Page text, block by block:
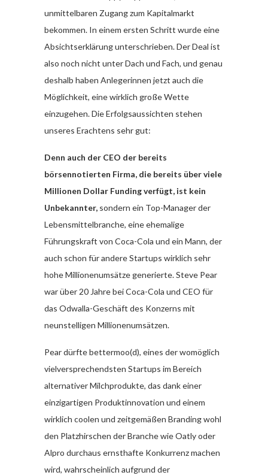
unmittelbaren Zugang zum Kapitalmarkt
bekommen. In einem ersten Schritt wurde eine
Absichtserklärung unterschrieben. Der Deal ist
also noch nicht unter Dach und Fach, und genau
deshalb haben Anlegerinnen jetzt auch die
Möglichkeit, eine wirklich große Wette
einzugehen. Die Erfolgsaussichten stehen
unseres Erachtens sehr gut:
Denn auch der CEO der bereits
börsennotierten Firma, die bereits über viele
Millionen Dollar Funding verfügt, ist kein
Unbekannter, sondern ein Top-Manager der
Lebensmittelbranche, eine ehemalige
Führungskraft von Coca-Cola und ein Mann, der
auch schon für andere Startups wirklich sehr
hohe Millionenumsätze generierte. Steve Pear
war über 20 Jahre bei Coca-Cola und CEO für
das Odwalla-Geschäft des Konzerns mit
neunstelligen Millionenumsätzen.
Pear dürfte bettermoo(d), eines der womöglich
vielversprechendsten Startups im Bereich
alternativer Milchprodukte, das dank einer
einzigartigen Produktinnovation und einem
wirklich coolen und zeitgemäßen Branding wohl
den Platzhirschen der Branche wie Oatly oder
Alpro durchaus ernsthafte Konkurrenz machen
wird, wahrscheinlich aufgrund der